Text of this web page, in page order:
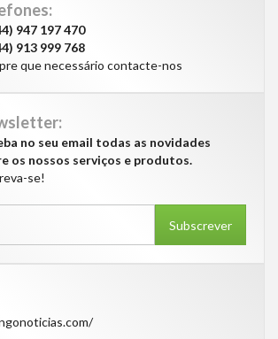
947 197 470
913 999 768
que necessário contacte-nos
no seu email todas as novidades
os nossos serviços e produtos.
se!
Subscrever